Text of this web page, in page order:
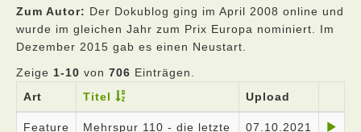
Zum Autor: Der Dokublog ging im April 2008 online und
wurde im gleichen Jahr zum Prix Europa nominiert. Im
Dezember 2015 gab es einen Neustart.
Zeige 1-10 von 706 Einträgen.
Art
Titel Upload
Feature
Mehrspur 110 - die letzte
07.10.2021